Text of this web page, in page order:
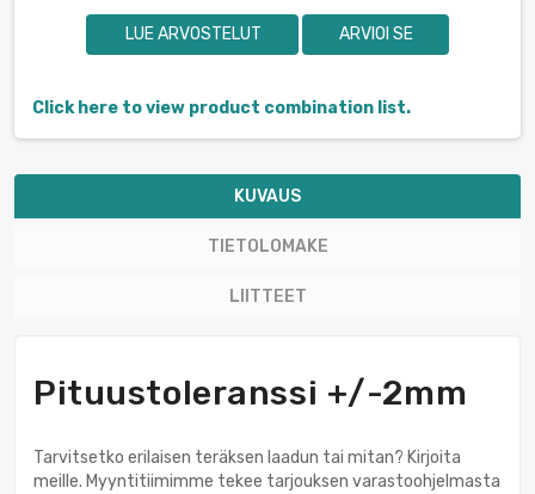
LUE ARVOSTELUT ARVIOI SE
Click here to view product combination list.
KUVAUS
TIETOLOMAKE
LIITTEET
Pituustoleranssi +/-2mm
Tarvitsetko erilaisen teräksen laadun tai mitan? Kirjoita
meille. Myyntitiimimme tekee tarjouksen varastoohjelmasta